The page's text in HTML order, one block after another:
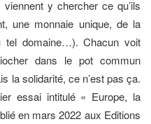
y chercher ce qu’ils
une monnaie unique, de la
tel domaine…). Chacun voit
dans le pot commun
la solidarité, ce n’est pas ça.
essai intitulé « Europe, la
en mars 2022 aux Editions